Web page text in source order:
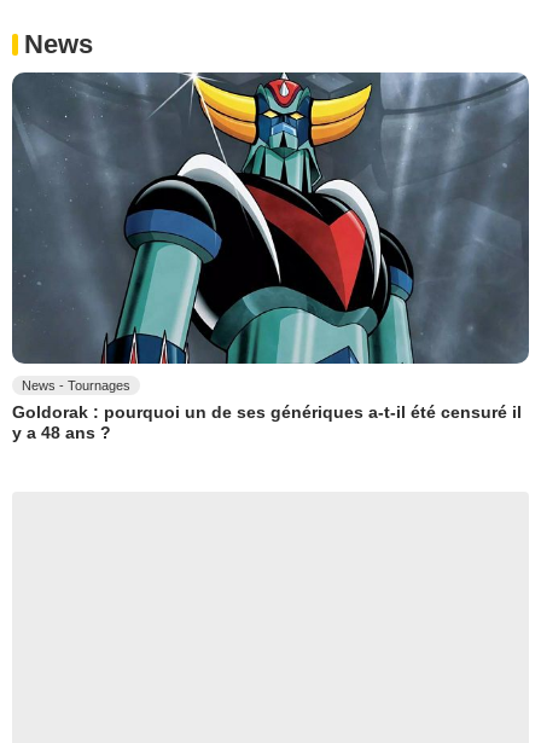
News
News - Tournages
Goldorak : pourquoi un de ses génériques a-t-il été censuré il
y a 48 ans ?